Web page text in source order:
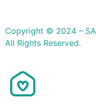
Copyright © 2024 –
All Rights Reserved.